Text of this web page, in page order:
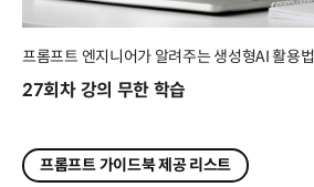
프롬프트 엔지니어가 알려주는 생성형AI 활용법
27회차 강의 무한 학습
프롬프트 가이드북 제공 리스트